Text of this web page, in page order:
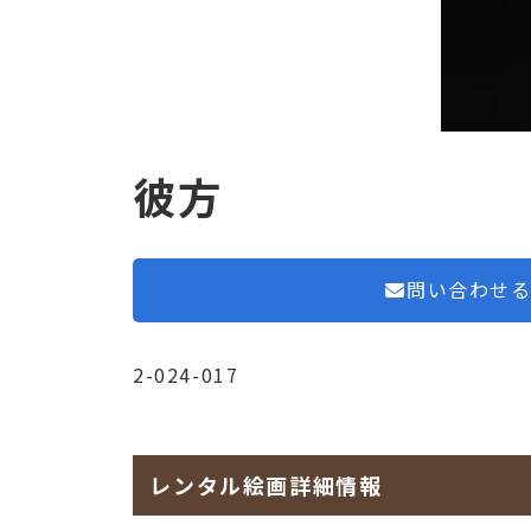
彼方
問い合わせる
2-024-017
レンタル絵画詳細情報